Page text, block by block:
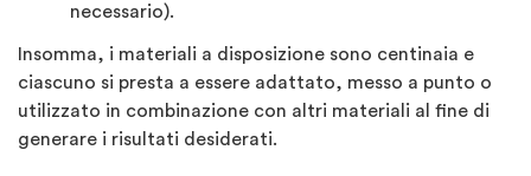
necessario).
Insomma, i materiali a disposizione sono centinaia e
ciascuno si presta a essere adattato, messo a punto o
utilizzato in combinazione con altri materiali al fine di
generare i risultati desiderati.